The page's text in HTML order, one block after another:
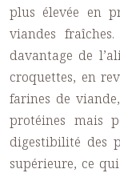
plus élevée en
viandes
davantage de
croquettes, en
farines de
protéines mais
digestibilité des
supérieure, ce